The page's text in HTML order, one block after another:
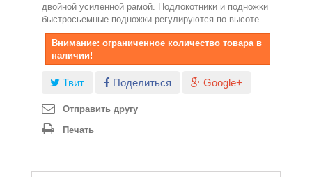
двойной усиленной рамой. Подлокотники и подножки
быстросьемные.подножки регулируются по высоте.
Внимание: ограниченное количество товара в
наличии!
Твит Поделиться Google+
Отправить другу
Печать